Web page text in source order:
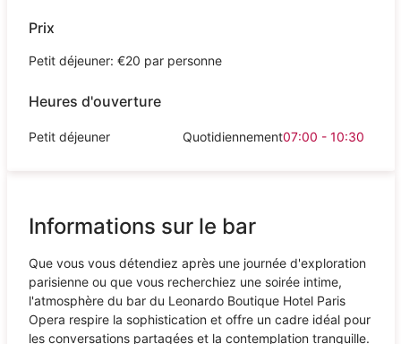
Prix
Petit déjeuner: €20 par personne
Heures d'ouverture
Petit déjeuner Quotidiennement07:00 - 10:30
Informations sur le bar
Que vous vous détendiez après une journée d'exploration
parisienne ou que vous recherchiez une soirée intime,
l'atmosphère du bar du Leonardo Boutique Hotel Paris
Opera respire la sophistication et offre un cadre idéal pour
les conversations partagées et la contemplation tranquille.